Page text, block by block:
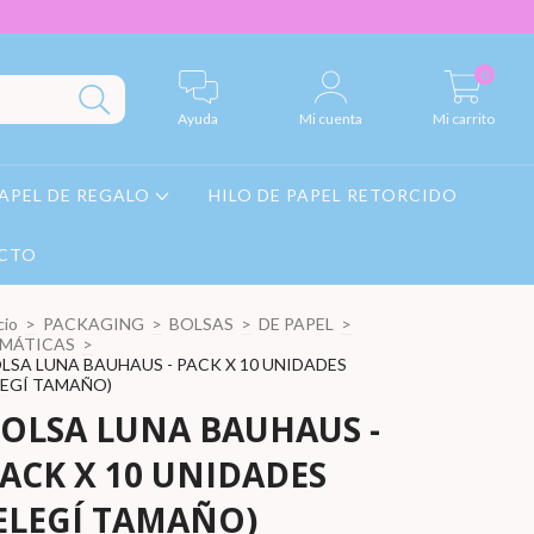
Ayuda Mi cuenta Mi carrito
0
DE REGALO HILO DE PAPEL RETORCIDO
> PACKAGING > BOLSAS > DE PAPEL
>
>
LUNA BAUHAUS - PACK X 10 UNIDADES
TAMAÑO)
LUNA BAUHAUS -
X 10 UNIDADES
TAMAÑO)